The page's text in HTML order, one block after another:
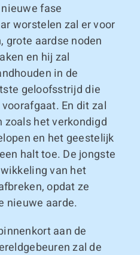
fase
worstelen zal er voor
grote aardse noden
en hij zal
in de
geloofsstrijd die
En dit zal
het verkondigd
en het geestelijk
halt toe. De jongste
van het
opdat ze
nieuwe aarde.
aan de
zal de